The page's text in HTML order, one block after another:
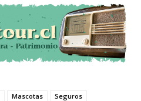
Mascotas Seguros